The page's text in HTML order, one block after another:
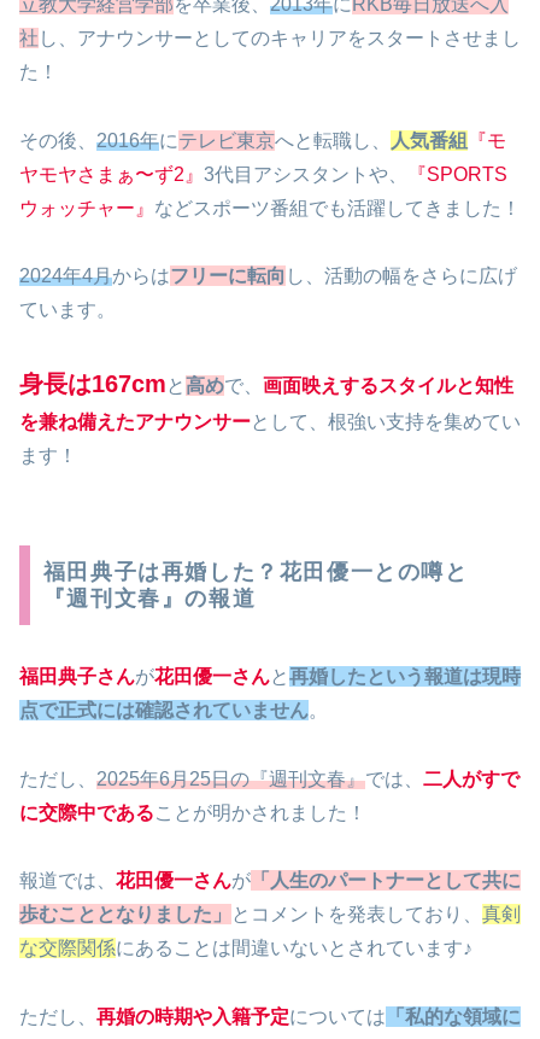
社 し、アナウンサーとしてのキャリアをスタートさせまし
た！
その後、 2016年にテレビ東京へと転職し、 人気番組
『モ
ヤモヤさまぁ〜ず2』 3代目アシスタントや、
『SPORTS
ウォッチャー』 などスポーツ番組でも活躍してきました！
2024年4月からはフリーに転向 し、活動の幅をさらに広げ
ています。
身長は167cm と高めで、 画面映えするスタイルと知性
を兼ね備えたアナウンサーとして、根強い支持を集めてい
ます！
福田典子は再婚した？花田優一との噂と
『週刊文春』の報道
福田典子さんが花田優一さんと再婚したという報道は現時
点で正式には確認されていません。
ただし、 2025年6月25日の『週刊文春』では、 二人がすで
に交際中であることが明かされました！
報道では、 花田優一さんが 「人生のパートナーとして共に
歩むこととなりました」
とコメントを発表しており、 真剣
な交際関係にあることは間違いないとされています♪
ただし、 再婚の時期や入籍予定については 「私的な領域に